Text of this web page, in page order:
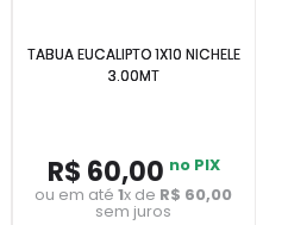
TABUA EUCALIPTO 1X10 NICHELE
3.00MT
R$ 60,00 no PIX
ou em até1x de R$ 60,00
sem juros